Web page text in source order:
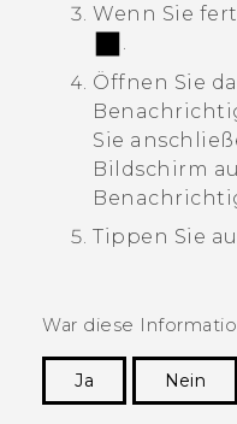
Wenn Sie
Öffnen Sie
Sie
Bildschirm
Tippen Sie
War diese
Ja
Nein